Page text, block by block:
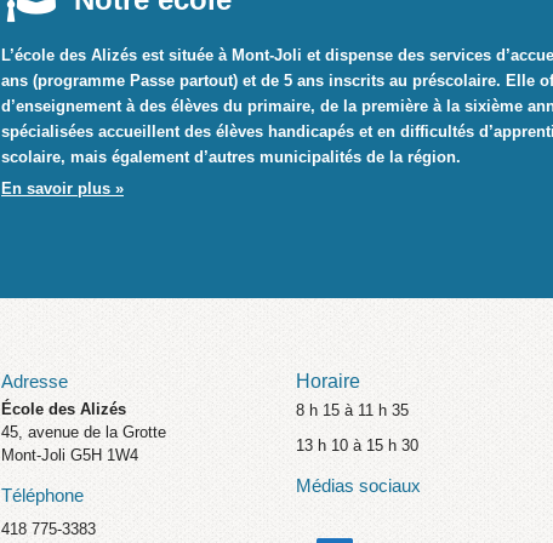
L’école des Alizés est située à Mont-Joli et dispense des services
ans (programme Passe partout) et de 5 ans inscrits au préscolaire. Elle
d’enseignement à des élèves du primaire, de la première à la sixième
spécialisées accueillent des élèves handicapés et en difficultés
scolaire, mais également d’autres municipalités de la région.
En savoir plus »
Adresse
École des Alizés
45, avenue de la Grotte
Mont-Joli G5H 1W4
Téléphone
418 775-3383
Horaire
8 h 15 à 11 h 35
13 h 10 à 15 h 30
Médias sociaux